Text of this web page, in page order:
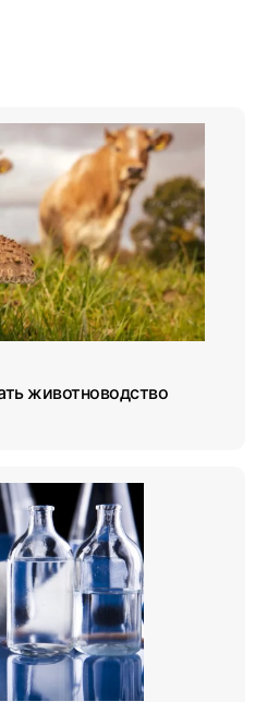
животноводство